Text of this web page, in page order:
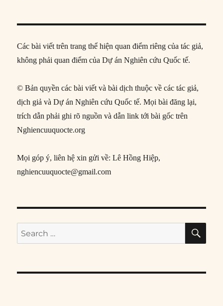
Các bài viết trên trang thể hiện quan điểm riêng của tác giả,
không phải quan điểm của Dự án Nghiên cứu Quốc tế.
© Bản quyền các bài viết và bài dịch thuộc về các tác giả,
dịch giả và Dự án Nghiên cứu Quốc tế. Mọi bài đăng lại,
trích dẫn phải ghi rõ nguồn và dẫn link tới bài gốc trên
Nghiencuuquocte.org
Mọi góp ý, liên hệ xin gửi về: Lê Hồng Hiệp,
nghiencuuquocte@gmail.com
Search
for: